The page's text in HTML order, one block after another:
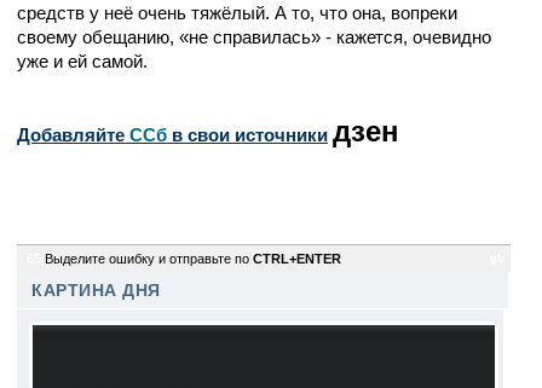
средств у неё очень тяжёлый. А то, что она, вопреки
своему обещанию, «не справилась» - кажется, очевидно
уже и ей самой.
Добавляйте CСб в свои источники дзен
Выделите ошибку и отправьте по CTRL+ENTER
КАРТИНА ДНЯ